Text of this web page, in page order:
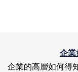
企業
企業的高層如何得